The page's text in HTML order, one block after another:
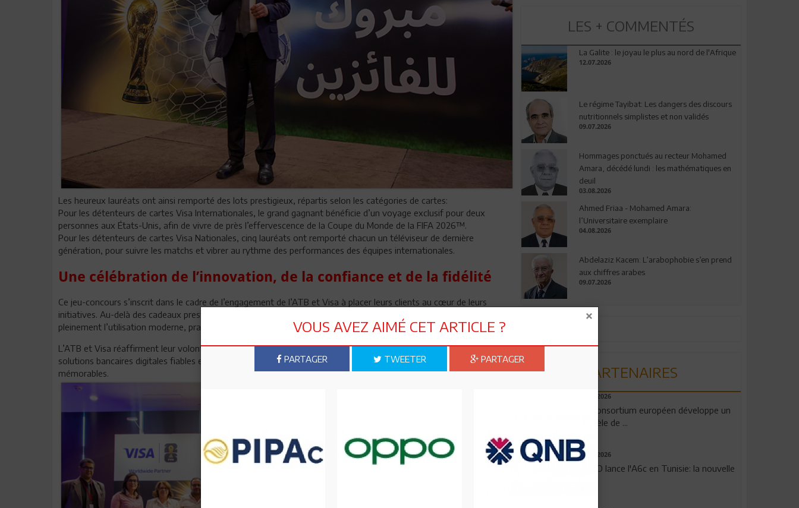
Les heureux lauréats ont ainsi remporté des lots prestigieux, répartis selon les catégories de cartes:
Pour les détenteurs de cartes Visa Internationales, le grand gagnant bénéficie d’un voyage exclusif pour deux
personnes aux États-Unis, afin de vivre de près l’effervescence de la Coupe du Monde de la FIFA 2026™.
Pour les détenteurs de cartes Visa Nationales, cinq lauréats ont remporté chacun un téléviseur de dernière
génération, pour suivre les matchs et vibrer au rythme des performances des équipes internationales.
Une célébration de l’innovation, de la confiance et de la fidélité
Ce jeu-concours s’inscrit dans le cadre de l’engagement de l’ATB et Visa à placer leurs clients au cœur de leurs
initiatives. Au-delà des cadeaux prestigieux, cette action vise également à encourager les Tunisiens à adopter
pleinement l’utilisation moderne, pratique et sécurisée des paiements digitaux.
L’ATB et Visa réaffirment leur volonté commune à accompagner leurs clients dans leur transition vers des
solutions bancaires digitales fiables et innovantes, tout en leur offrant des avantages exclusifs et des expériences
mémorables.
LES + COMMENTÉS
La Galite : le joyau le plus au nord de l'Afrique
12.07.2026
Le régime Tayibat: Les dangers des discours
nutritionnels simplistes et non validés
09.07.2026
Hommages ponctués au recteur Mohamed
Amara, décédé lundi : les mathématiques en
deuil
03.08.2026
Ahmed Friaa - Mohamed Amara:
l’Universitaire exemplaire
04.08.2026
Abdelaziz Kacem: L’arabophobie s’en prend
aux chiffres arabes
09.07.2026
PARTENAIRES
06.08.2026
Un consortium européen développe un
modèle de ...
04.08.2026
OPPO lance l'A6c en Tunisie: la nouvelle
VOUS AVEZ AIMÉ CET ARTICLE ?
PARTAGER TWEETER PARTAGER